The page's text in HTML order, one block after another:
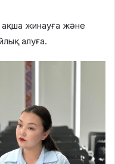
жинауға және
алуға.